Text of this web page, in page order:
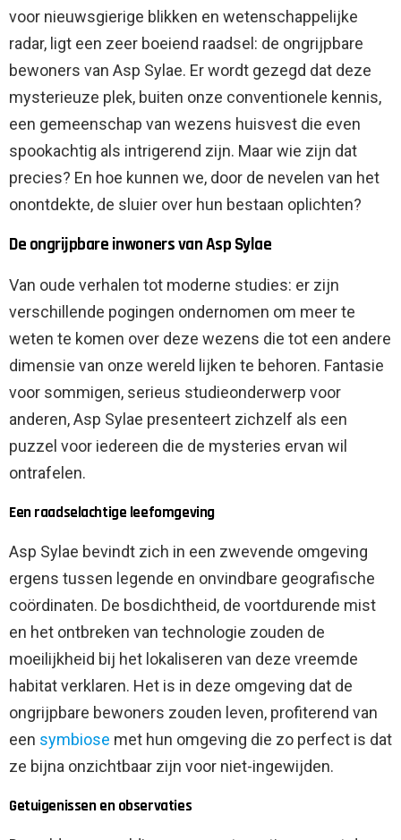
voor nieuwsgierige blikken en wetenschappelijke
radar, ligt een zeer boeiend raadsel: de ongrijpbare
bewoners van Asp Sylae. Er wordt gezegd dat deze
mysterieuze plek, buiten onze conventionele kennis,
een gemeenschap van wezens huisvest die even
spookachtig als intrigerend zijn. Maar wie zijn dat
precies? En hoe kunnen we, door de nevelen van het
onontdekte, de sluier over hun bestaan ​​oplichten?
De ongrijpbare inwoners van Asp Sylae
Van oude verhalen tot moderne studies: er zijn
verschillende pogingen ondernomen om meer te
weten te komen over deze wezens die tot een andere
dimensie van onze wereld lijken te behoren. Fantasie
voor sommigen, serieus studieonderwerp voor
anderen, Asp Sylae presenteert zichzelf als een
puzzel voor iedereen die de mysteries ervan wil
ontrafelen.
Een raadselachtige leefomgeving
Asp Sylae bevindt zich in een zwevende omgeving
ergens tussen legende en onvindbare geografische
coördinaten. De bosdichtheid, de voortdurende mist
en het ontbreken van technologie zouden de
moeilijkheid bij het lokaliseren van deze vreemde
habitat verklaren. Het is in deze omgeving dat de
ongrijpbare bewoners zouden leven, profiterend van
een symbiose met hun omgeving die zo perfect is dat
ze bijna onzichtbaar zijn voor niet-ingewijden.
Getuigenissen en observaties